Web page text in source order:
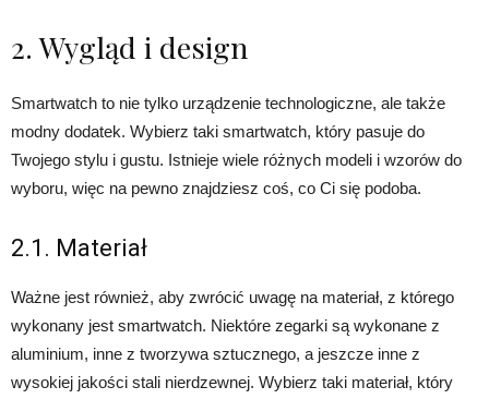
2. Wygląd i design
Smartwatch to nie tylko urządzenie technologiczne, ale także
modny dodatek. Wybierz taki smartwatch, który pasuje do
Twojego stylu i gustu. Istnieje wiele różnych modeli i wzorów do
wyboru, więc na pewno znajdziesz coś, co Ci się podoba.
2.1. Materiał
Ważne jest również, aby zwrócić uwagę na materiał, z którego
wykonany jest smartwatch. Niektóre zegarki są wykonane z
aluminium, inne z tworzywa sztucznego, a jeszcze inne z
wysokiej jakości stali nierdzewnej. Wybierz taki materiał, który